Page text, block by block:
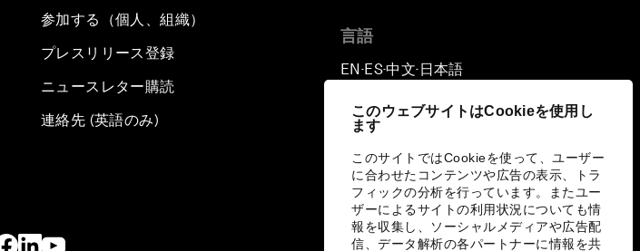
このウェブサイトはCookieを使用し
ます
このサイトではCookieを使って、ユーザー
に合わせたコンテンツや広告の表示、トラ
フィックの分析を行っています。またユー
ザーによるサイトの利用状況についても情
報を収集し、ソーシャルメディアや広告配
信、データ解析の各パートナーに情報を共
参加する（個人、組織）
プレスリリース登録
ニュースレター購読
連絡先 (英語のみ)
言語
EN ▪ES▪中文▪ 日本語